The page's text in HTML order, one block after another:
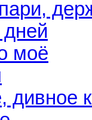
моё
дивное